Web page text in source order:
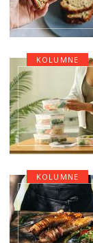
KOLUMNE
KOLUMNE